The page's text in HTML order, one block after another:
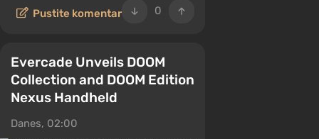
0
Pustite komentar
Evercade Unveils DOOM
Collection and DOOM Edition
Nexus Handheld
Danes, 02:00